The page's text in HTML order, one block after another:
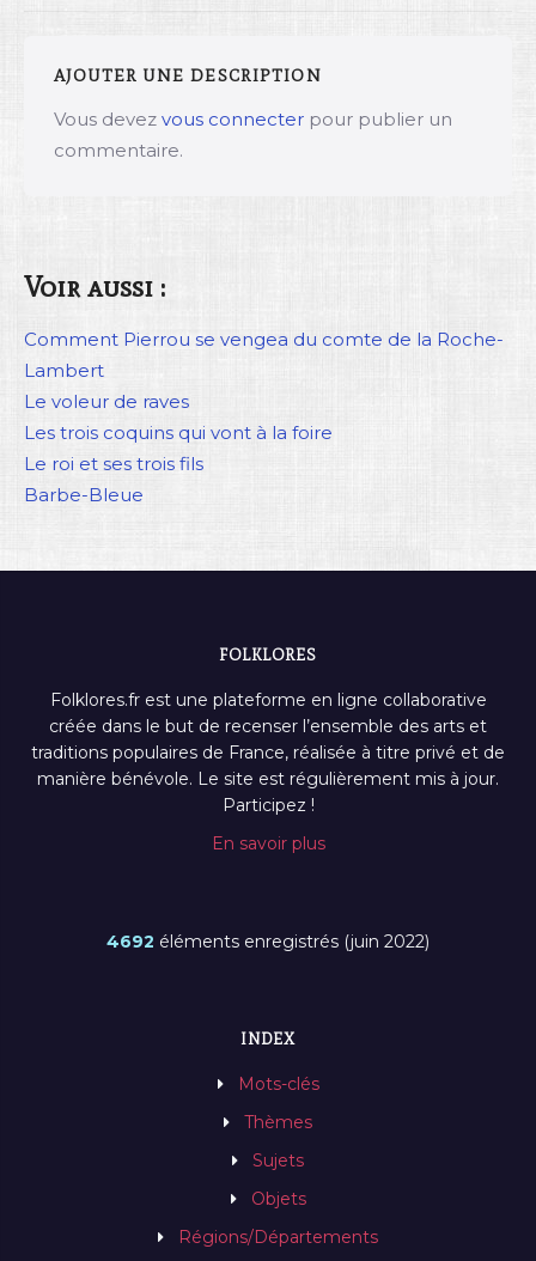
AJOUTER UNE DESCRIPTION
Vous devez vous connecter pour publier un
commentaire.
Voir aussi :
Comment Pierrou se vengea du comte de la Roche-
Lambert
Le voleur de raves
Les trois coquins qui vont à la foire
Le roi et ses trois fils
Barbe-Bleue
FOLKLORES
Folklores.fr est une plateforme en ligne collaborative
créée dans le but de recenser l’ensemble des arts et
traditions populaires de France, réalisée à titre privé et de
manière bénévole. Le site est régulièrement mis à jour.
Participez !
En savoir plus
4692 éléments enregistrés (juin 2022)
INDEX
Mots-clés
Thèmes
Sujets
Objets
Régions/Départements